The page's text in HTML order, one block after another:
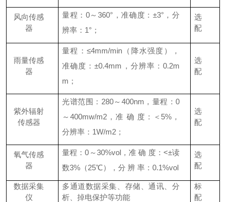
风向传感
器
量程： 0～360°，准确度：±3°，分
辨率： 1°；
选
配
雨量传感
器
量程：≤4mm/min（降水强度），
准确度：±0.4mm ，分辨率：0.2m
m ；
选
配
紫外辐射
传感器
光谱范围： 280～ 400nm ，量程： 0
～400mw/m2 ，准 确 度：＜ 5%，
分辨率： 1W/m2 ；
选
配
氧气传感
器
量程：0 ～30%vol，准 确 度： <±读
数3% （25℃），分 辨 率： 0.1%vol
选
配
数据采集
仪
多通道数据采集、存储、通讯、分
析、掉电保护等功能
标
配